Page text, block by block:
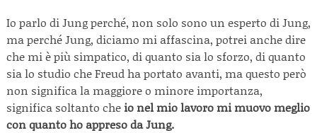
Io parlo di Jung perché, non solo sono un esperto di Jung,
ma perché Jung, diciamo mi affascina, potrei anche dire
che mi è più simpatico, di quanto sia lo sforzo, di quanto
sia lo studio che Freud ha portato avanti, ma questo però
non significa la maggiore o minore importanza,
significa soltanto cheio nel mio lavoro mi muovo meglio
con quanto ho appreso da Jung.